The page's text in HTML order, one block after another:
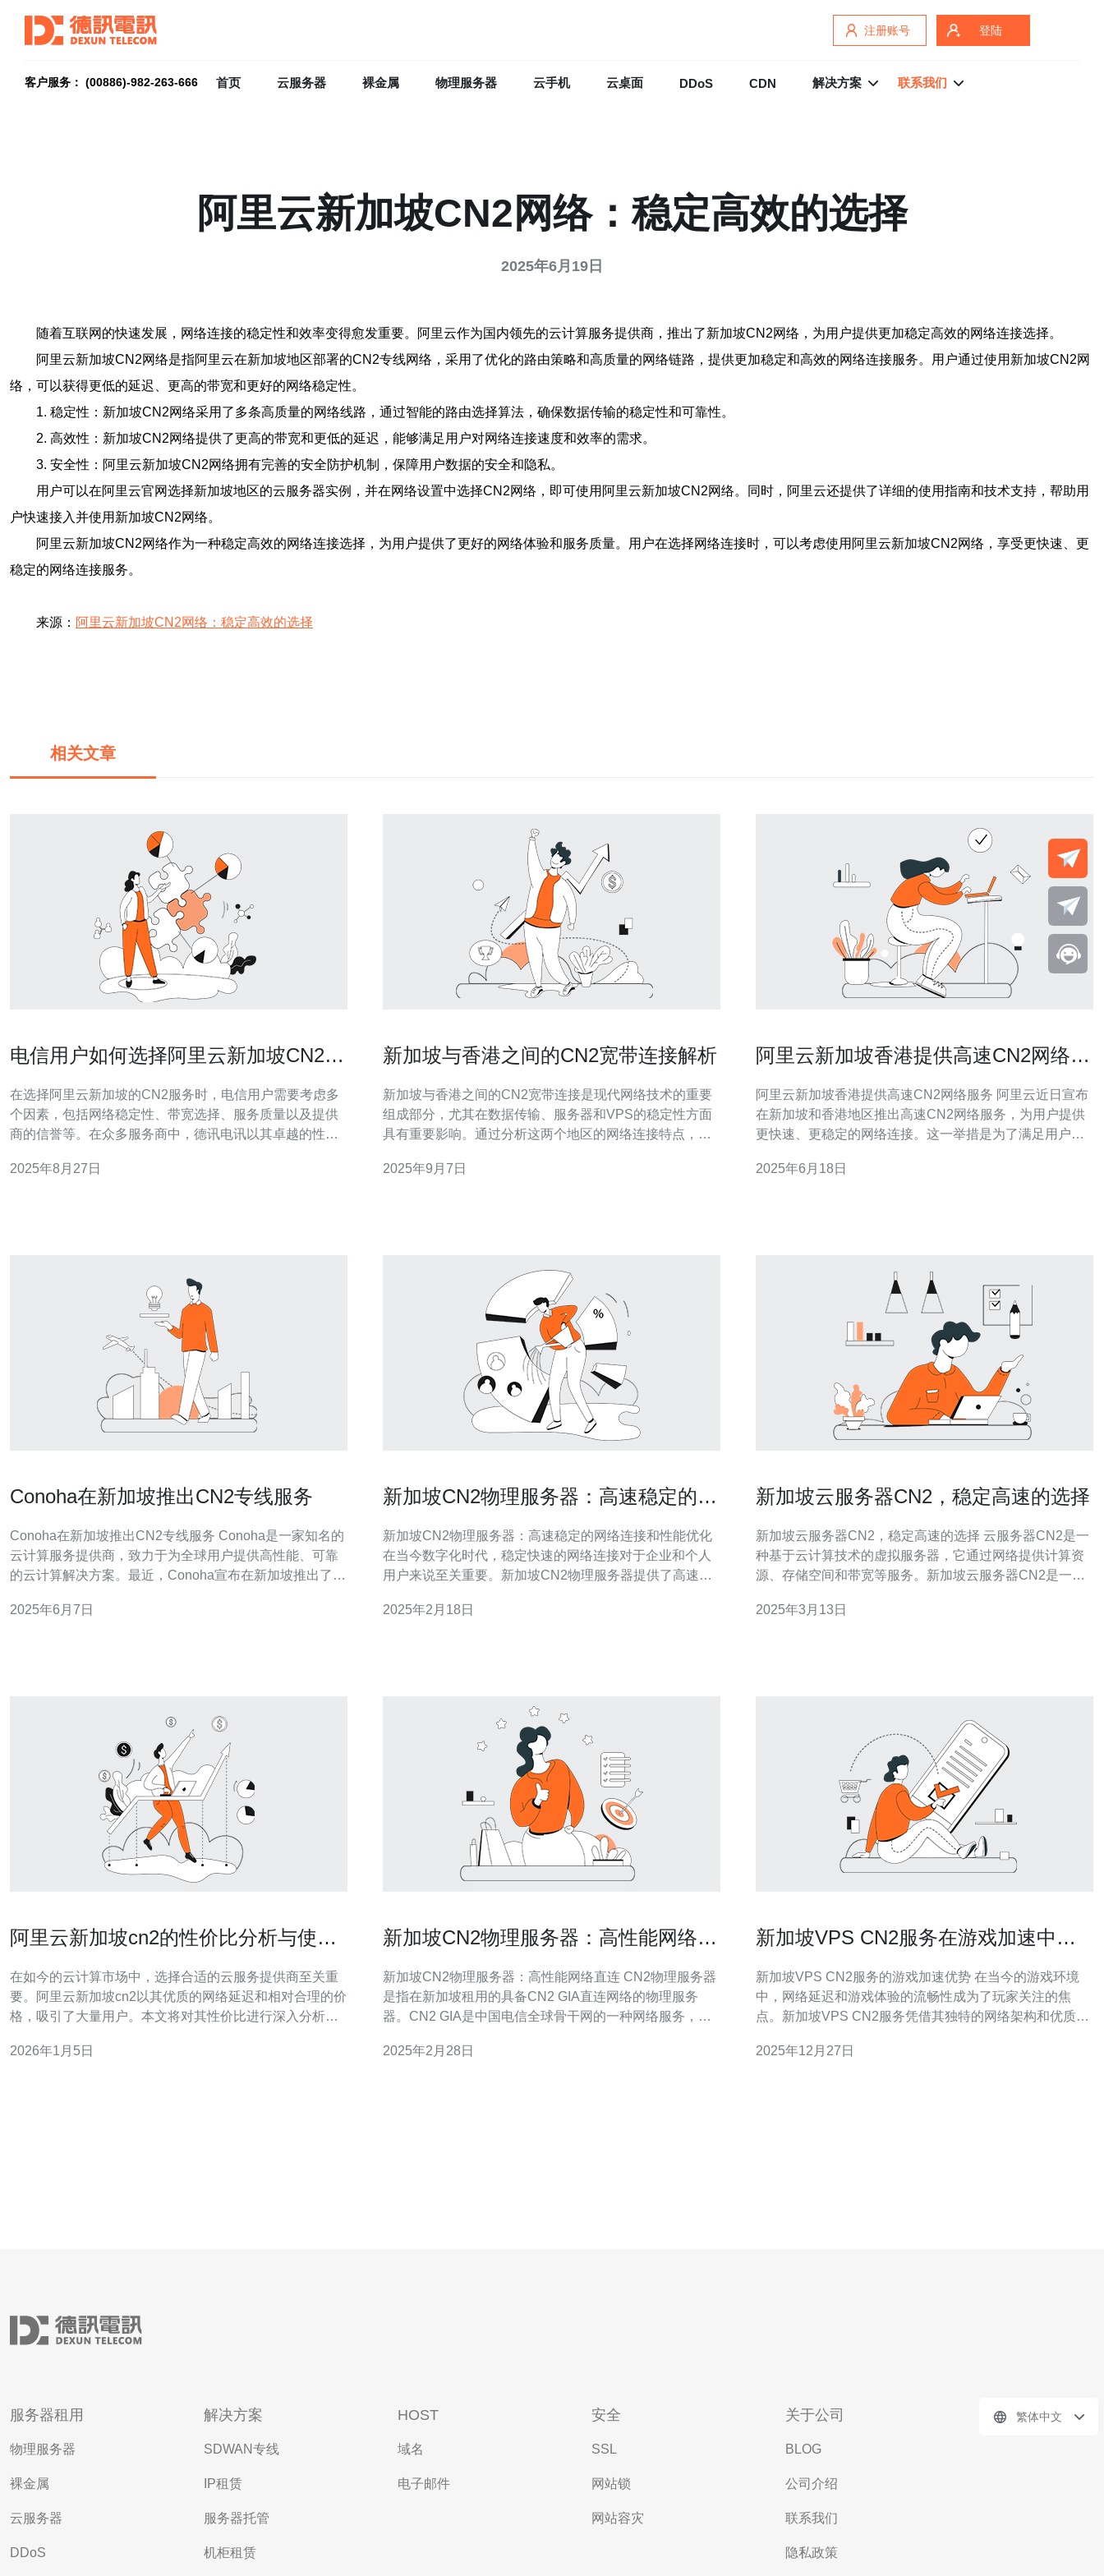
注册账号 登陆
客户服务： (00886)-982-263-666 首页 云服务器 裸金属 物理服务器 云手机 云桌面 DDoS CDN 解决方案 联系我们
阿里云新加坡CN2网络：稳定高效的选择
2025年6月19日
随着互联网的快速发展，网络连接的稳定性和效率变得愈发重要。阿里云作为国内领先的云计算服务提供商，推出了新加坡CN2网络，为用户提供更加稳定高效的网络连接选择。
阿里云新加坡CN2网络是指阿里云在新加坡地区部署的CN2专线网络，采用了优化的路由策略和高质量的网络链路，提供更加稳定和高效的网络连接服务。用户通过使用新加坡CN2网
络，可以获得更低的延迟、更高的带宽和更好的网络稳定性。
1. 稳定性：新加坡CN2网络采用了多条高质量的网络线路，通过智能的路由选择算法，确保数据传输的稳定性和可靠性。
2. 高效性：新加坡CN2网络提供了更高的带宽和更低的延迟，能够满足用户对网络连接速度和效率的需求。
3. 安全性：阿里云新加坡CN2网络拥有完善的安全防护机制，保障用户数据的安全和隐私。
用户可以在阿里云官网选择新加坡地区的云服务器实例，并在网络设置中选择CN2网络，即可使用阿里云新加坡CN2网络。同时，阿里云还提供了详细的使用指南和技术支持，帮助用
户快速接入并使用新加坡CN2网络。
阿里云新加坡CN2网络作为一种稳定高效的网络连接选择，为用户提供了更好的网络体验和服务质量。用户在选择网络连接时，可以考虑使用阿里云新加坡CN2网络，享受更快速、更
稳定的网络连接服务。
来源： 阿里云新加坡CN2网络：稳定高效的选择
相关文章
电信用户如何选择阿里云新加坡CN2服
在选择阿里云新加坡的CN2服务时，电信用户需要考虑多
个因素，包括网络稳定性、带宽选择、服务质量以及提供
商的信誉等。在众多服务商中，德讯电讯以其卓越的性能
来，我们将详细分析如何选择适合自己的VPS和主机服
2025年8月27日
新加坡与香港之间的CN2宽带连接解析
新加坡与香港之间的CN2宽带连接是现代网络技术的重要
组成部分，尤其在数据传输、服务器和VPS的稳定性方面
具有重要影响。通过分析这两个地区的网络连接特点，我
德讯电讯作为行业领先者，提供了优质的网络解决方案，
2025年9月7日
阿里云新加坡香港提供高速CN2网络服
阿里云新加坡香港提供高速CN2网络服务 阿里云近日宣布
在新加坡和香港地区推出高速CN2网络服务，为用户提供
更快速、更稳定的网络连接。这一举措是为了满足用户对
化的网络服务，通过优化网络路由、提高带
2025年6月18日
Conoha在新加坡推出CN2专线服务
Conoha在新加坡推出CN2专线服务 Conoha是一家知名的
云计算服务提供商，致力于为全球用户提供高性能、可靠
的云计算解决方案。最近，Conoha宣布在新加坡推出了
验。 CN2专线服务是一种高品质的网络连接服务，通过专
2025年6月7日
新加坡CN2物理服务器：高速稳定的网
新加坡CN2物理服务器：高速稳定的网络连接和性能优化
在当今数字化时代，稳定快速的网络连接对于企业和个人
用户来说至关重要。新加坡CN2物理服务器提供了高速稳
由中国电信推出的一种新一代网络服务，通过多层级的智
2025年2月18日
新加坡云服务器CN2，稳定高速的选择
新加坡云服务器CN2，稳定高速的选择 云服务器CN2是一
种基于云计算技术的虚拟服务器，它通过网络提供计算资
源、存储空间和带宽等服务。新加坡云服务器CN2是一种
路，具有稳定高速的特点。 1. 稳定性：新加坡云服务器
2025年3月13日
阿里云新加坡cn2的性价比分析与使用
在如今的云计算市场中，选择合适的云服务提供商至关重
要。阿里云新加坡cn2以其优质的网络延迟和相对合理的价
格，吸引了大量用户。本文将对其性价比进行深入分析，
面。 阿里云新加坡cn2的性能如何？ 阿里云新加坡cn2采
2026年1月5日
新加坡CN2物理服务器：高性能网络直
新加坡CN2物理服务器：高性能网络直连 CN2物理服务器
是指在新加坡租用的具备CN2 GIA直连网络的物理服务
器。CN2 GIA是中国电信全球骨干网的一种网络服务，它
的商业和科技中心，在互联网领域拥有强大的基础设施。
2025年2月28日
新加坡VPS CN2服务在游戏加速中的
新加坡VPS CN2服务的游戏加速优势 在当今的游戏环境
中，网络延迟和游戏体验的流畅性成为了玩家关注的焦
点。新加坡VPS CN2服务凭借其独特的网络架构和优质的
其表现的深入分析： 超低延迟：新加坡VPS CN2服务能够
2025年12月27日
服务器租用
物理服务器
裸金属
云服务器
DDoS
解决方案
SDWAN专线
IP租赁
服务器托管
机柜租赁
HOST
域名
电子邮件
安全
SSL
网站锁
网站容灾
关于公司
BLOG
公司介绍
联系我们
隐私政策
繁体中文